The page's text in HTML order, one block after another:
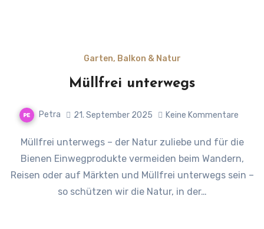
Garten, Balkon & Natur
Müllfrei unterwegs
Petra 21. September 2025 Keine Kommentare
Müllfrei unterwegs – der Natur zuliebe und für die
Bienen Einwegprodukte vermeiden beim Wandern,
Reisen oder auf Märkten und Müllfrei unterwegs sein –
so schützen wir die Natur, in der…